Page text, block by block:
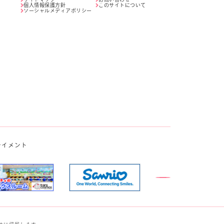
個人情報保護方針
このサイトについて
ソーシャルメディアポリシー
メント